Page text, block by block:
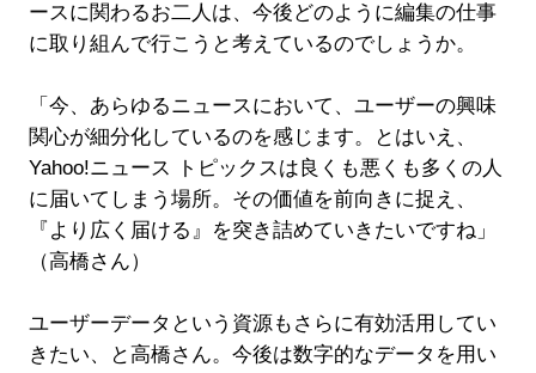
ースに関わるお二人は、今後どのように編集の仕事
に取り組んで行こうと考えているのでしょうか。
「今、あらゆるニュースにおいて、ユーザーの興味
関心が細分化しているのを感じます。とはいえ、
Yahoo!ニュース トピックスは良くも悪くも多くの人
に届いてしまう場所。その価値を前向きに捉え、
『より広く届ける』を突き詰めていきたいですね」
（高橋さん）
ユーザーデータという資源もさらに有効活用してい
きたい、と高橋さん。今後は数字的なデータを用い